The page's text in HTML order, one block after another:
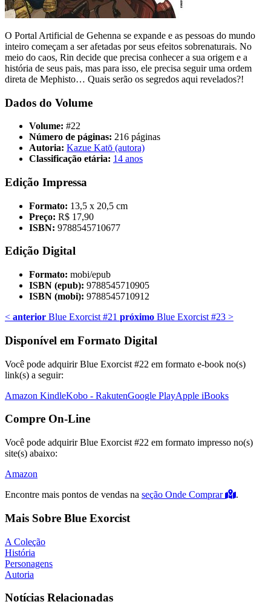
O Portal Artificial de Gehenna se expande e as pessoas do mundo
inteiro começam a ser afetadas por seus efeitos sobrenaturais. No
meio do caos, Rin decide que precisa conhecer a sua origem e a
história de seus pais, mas para isso, ele precisa seguir uma ordem
direta de Mephisto… Quais serão os segredos aqui revelados?!
Dados do Volume
Volume: #22
Número de páginas: 216 páginas
Autoria: Kazue Katō (autora)
Classificação etária: 14 anos
Edição Impressa
Formato: 13,5 x 20,5 cm
Preço: R$ 17,90
ISBN: 9788545710677
Edição Digital
Formato: mobi/epub
ISBN (epub): 9788545710905
ISBN (mobi): 9788545710912
< anterior Blue Exorcist #21 próximo Blue Exorcist #23 >
Disponível em Formato Digital
Você pode adquirir Blue Exorcist #22 em formato e-book no(s)
link(s) a seguir:
Amazon KindleKobo - RakutenGoogle PlayApple iBooks
Compre On-Line
Você pode adquirir Blue Exorcist #22 em formato impresso no(s)
site(s) abaixo:
Amazon
Encontre mais pontos de vendas na seção Onde Comprar .
Mais Sobre Blue Exorcist
A Coleção
História
Personagens
Autoria
Notícias Relacionadas